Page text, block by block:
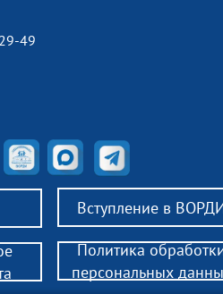
49
Вступление в
Политика
персональных